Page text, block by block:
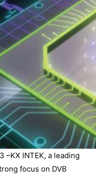
–KX INTEK, a leading
focus on DVB